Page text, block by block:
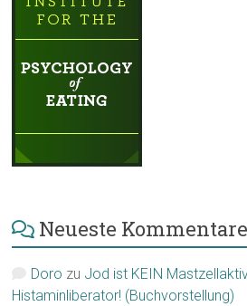
Neueste Kommentare
Doro zu Jod ist KEIN
Histaminliberator! (Buchvorstellung)